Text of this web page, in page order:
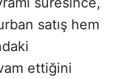
satış hem
ettiğini